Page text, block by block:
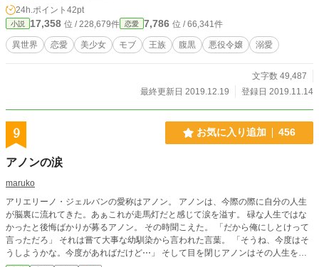
24h.ポイント 42pt
小説 17,358 位 / 228,679件 恋愛 7,786 位 / 66,341件
異世界 恋愛 美少女 モブ 王族 腹黒 悪役令嬢 溺愛
文字数 49,487
最終更新日 2019.12.19
登録日 2019.11.14
9 お気に入り追加 456
アノンの涙
maruko
アリエリーノ・ジェルバンの愛称はアノン。 アノンは、今際の際に自分の人生
が脳裏に流れてきた。あぁこれが走馬灯だと感じて涙を溢す。 碌な人生ではな
かったと後悔ばかりが募るアノン。 その時聞こえた。 「だから俺にしとけって
言っただろ」 それは嘗て大事な幼馴染から言われた言葉。 「そうね、今度はそ
うしようかな。今度があればだけど⋯」 そして目を閉じアノンはその人生を終